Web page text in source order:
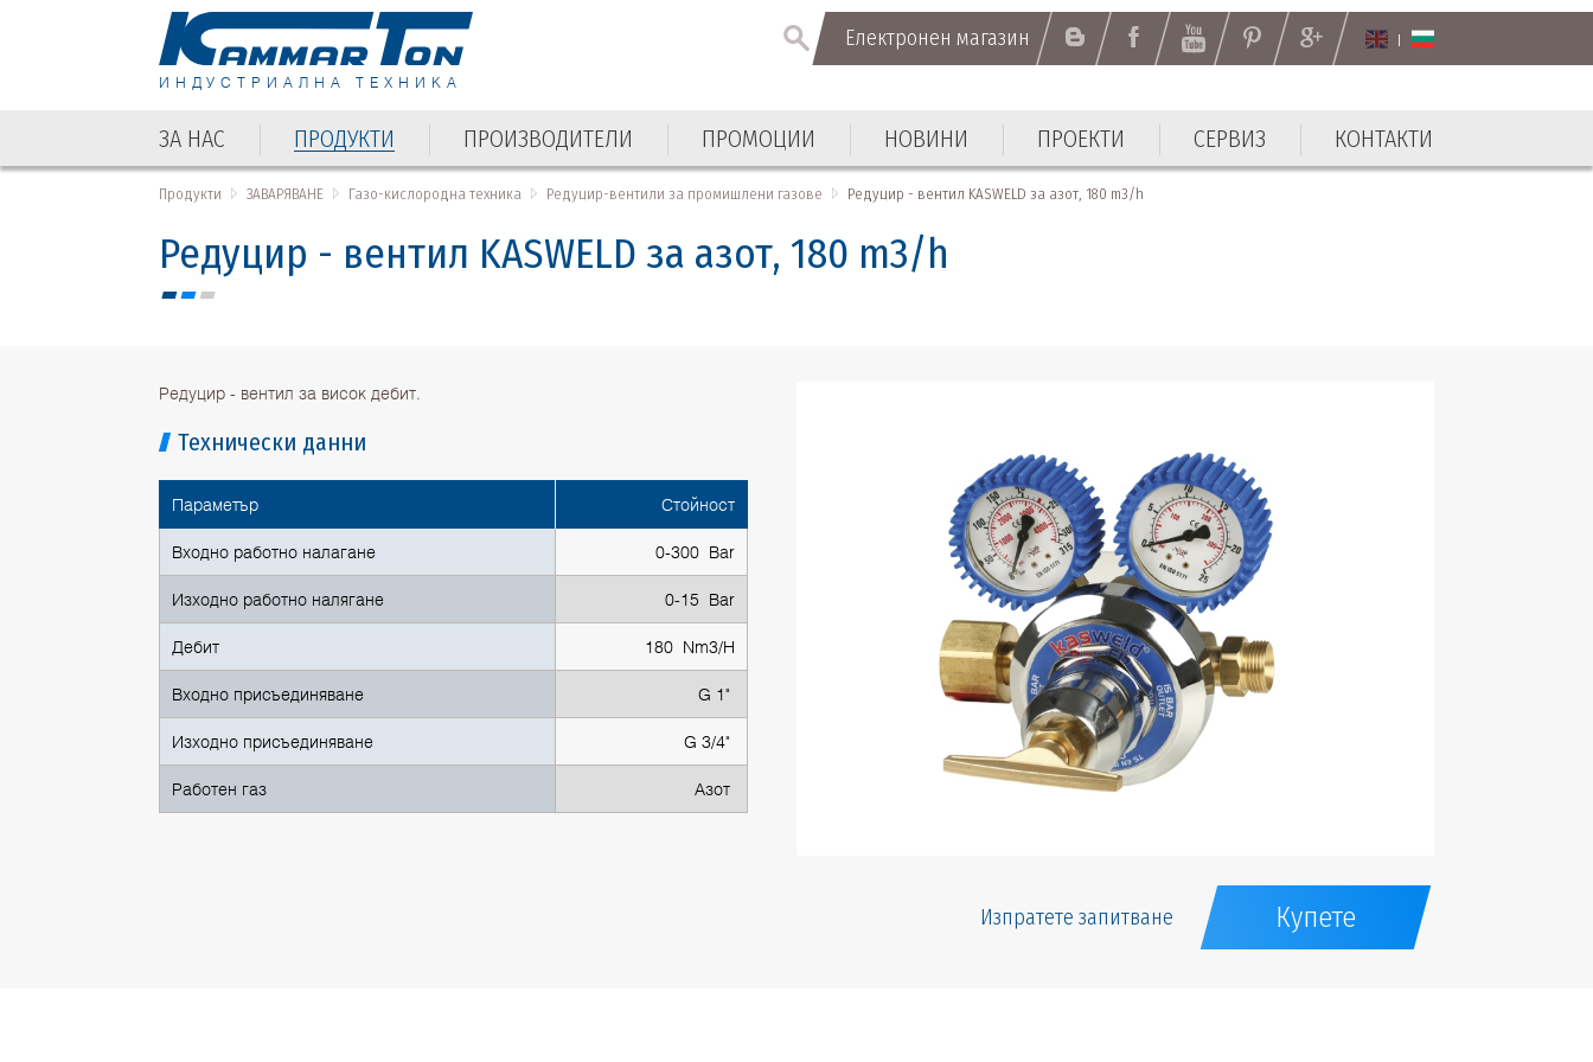
ИНДУСТРИАЛНА ТЕХНИКА
Електронен магазин
ЗА НАС ПРОДУКТИ ПРОИЗВОДИТЕЛИ ПРОМОЦИИ НОВИНИ ПРОЕКТИ СЕРВИЗ КОНТАКТИ
Електронен магазин
ЗА НАС ПРОДУКТИ
Продукти ЗАВАРЯВАНЕ Газо-кислородна техника Редуцир-вентили за промишлени газове Редуцир - вентил KASWELD за азот, 180 m3/h
Редуцир - вентил KASWELD за азот, 180 m3/h
Редуцир - вентил за висок дебит.
Технически данни
Параметър Стойност
Входно работно налагане 0-300 Bar
Изходно работно налягане 0-15 Bar
Дебит 180 Nm3/H
Входно присъединяване G 1"
Изходно присъединяване G 3/4"
Работен газ Азот
Изпратете запитване Купете